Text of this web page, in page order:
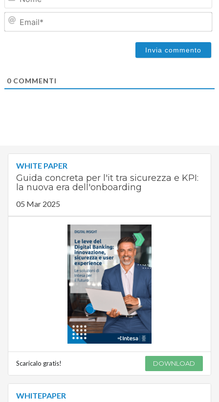
0COMMENTI
WHITE PAPER
Guida concreta per l'it tra sicurezza e KPI:
la nuova era dell'onboarding
05 Mar 2025
Scaricalo gratis! DOWNLOAD
WHITEPAPER